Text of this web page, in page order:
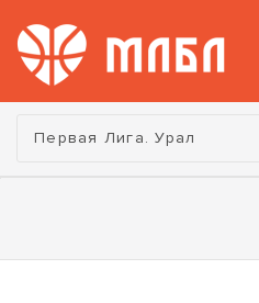
Турнир:
Первая Лига. Урал